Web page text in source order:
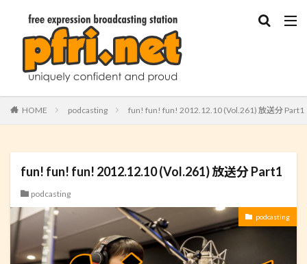
HOME podcasting fun! fun! fun! 2012.12.10 (Vol.261) 放送分 Part1
fun! fun! fun! 2012.12.10 (Vol.261) 放送分 Part1
podcasting
podcasting